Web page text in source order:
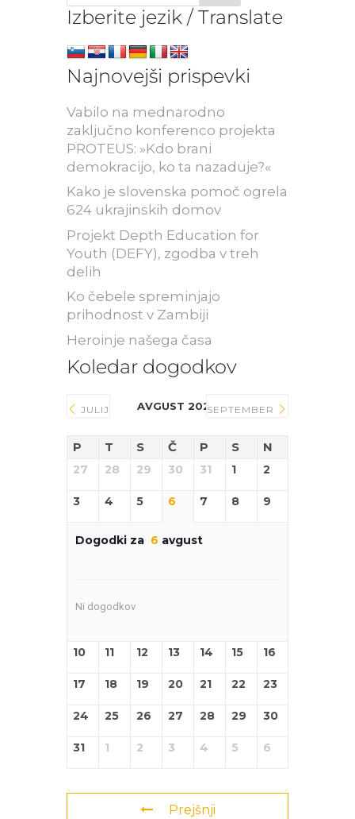
Izberite jezik / Translate
Najnovejši prispevki
Vabilo na mednarodno
zaključno konferenco projekta
PROTEUS: »Kdo brani
demokracijo, ko ta nazaduje?«
Kako je slovenska pomoč ogrela
624 ukrajinskih domov
Projekt Depth Education for
Youth (DEFY), zgodba v treh
delih
Ko čebele spreminjajo
prihodnost v Zambiji
Heroinje našega časa
Koledar dogodkov
JULIJ AVGUST 2026SEPTEMBER
P T S Č P S N
27 28 29 30 31 1 2
3 4 5 6 7 8 9
Dogodki za 6 avgust
Ni dogodkov
10 11 12 13 14 15 16
17 18 19 20 21 22 23
24 25 26 27 28 29 30
31 1 2 3 4 5 6
Prejšnji